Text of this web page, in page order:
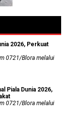
2026, Perkuat
0721/Blora melalui
Piala Dunia 2026,
0721/Blora melalui